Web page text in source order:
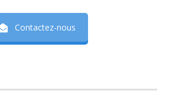
Contactez-nous